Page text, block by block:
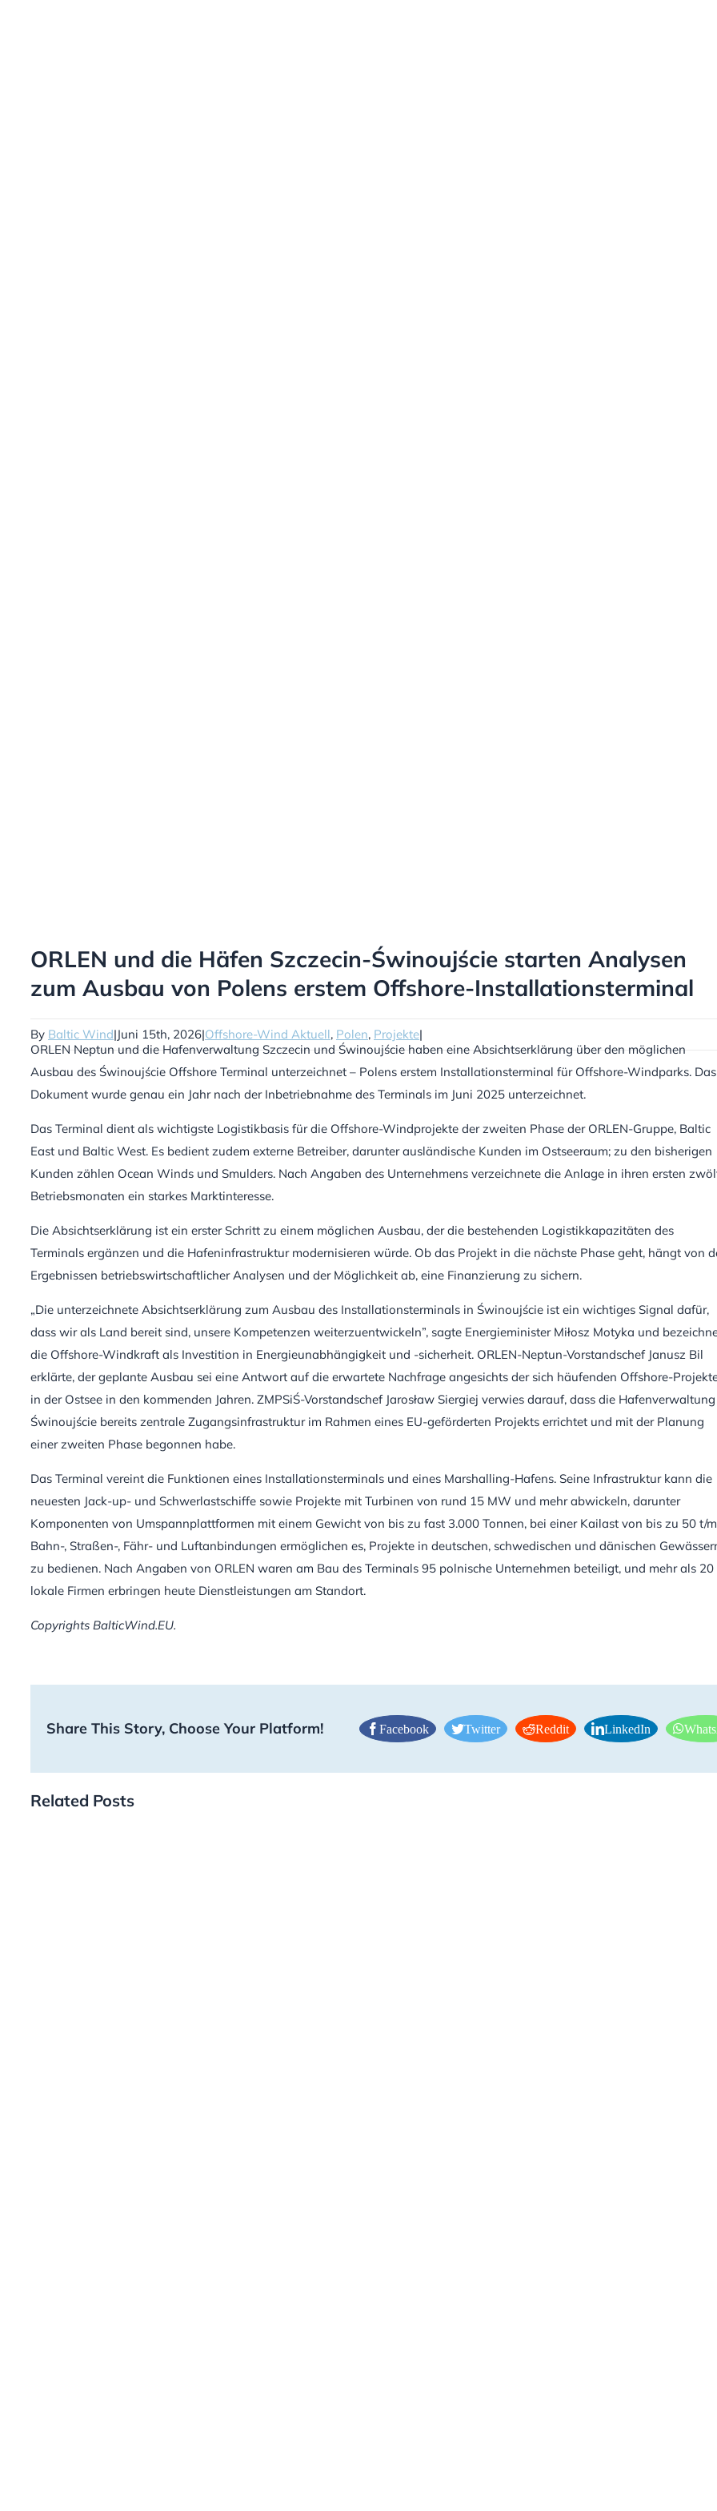
ORLEN und die Häfen Szczecin-Świnoujście starten Analysen
zum Ausbau von Polens erstem Offshore-Installationsterminal
By Baltic Wind|Juni 15th, 2026|Offshore-Wind Aktuell, Polen, Projekte|
ORLEN Neptun und die Hafenverwaltung Szczecin und Świnoujście haben eine Absichtserklärung über den möglichen
Ausbau des Świnoujście Offshore Terminal unterzeichnet – Polens erstem Installationsterminal für Offshore-Windparks. Das
Dokument wurde genau ein Jahr nach der Inbetriebnahme des Terminals im Juni 2025 unterzeichnet.
Das Terminal dient als wichtigste Logistikbasis für die Offshore-Windprojekte der zweiten Phase der ORLEN-Gruppe, Baltic
East und Baltic West. Es bedient zudem externe Betreiber, darunter ausländische Kunden im Ostseeraum; zu den bisherigen
Kunden zählen Ocean Winds und Smulders. Nach Angaben des Unternehmens verzeichnete die Anlage in ihren ersten
Betriebsmonaten ein starkes Marktinteresse.
Die Absichtserklärung ist ein erster Schritt zu einem möglichen Ausbau, der die bestehenden Logistikkapazitäten des
Terminals ergänzen und die Hafeninfrastruktur modernisieren würde. Ob das Projekt in die nächste Phase geht, hängt von
Ergebnissen betriebswirtschaftlicher Analysen und der Möglichkeit ab, eine Finanzierung zu sichern.
„Die unterzeichnete Absichtserklärung zum Ausbau des Installationsterminals in Świnoujście ist ein wichtiges Signal dafür,
dass wir als Land bereit sind, unsere Kompetenzen weiterzuentwickeln”, sagte Energieminister Miłosz Motyka und
die Offshore-Windkraft als Investition in Energieunabhängigkeit und -sicherheit. ORLEN-Neptun-Vorstandschef Janusz Bil
erklärte, der geplante Ausbau sei eine Antwort auf die erwartete Nachfrage angesichts der sich häufenden Offshore-
in der Ostsee in den kommenden Jahren. ZMPSiŚ-Vorstandschef Jarosław Siergiej verwies darauf, dass die
Świnoujście bereits zentrale Zugangsinfrastruktur im Rahmen eines EU-geförderten Projekts errichtet und mit der Planung
einer zweiten Phase begonnen habe.
Das Terminal vereint die Funktionen eines Installationsterminals und eines Marshalling-Hafens. Seine Infrastruktur kann die
neuesten Jack-up- und Schwerlastschiffe sowie Projekte mit Turbinen von rund 15 MW und mehr abwickeln, darunter
Komponenten von Umspannplattformen mit einem Gewicht von bis zu fast 3.000 Tonnen, bei einer Kailast von bis zu 50 t/
Bahn-, Straßen-, Fähr- und Luftanbindungen ermöglichen es, Projekte in deutschen, schwedischen und dänischen
zu bedienen. Nach Angaben von ORLEN waren am Bau des Terminals 95 polnische Unternehmen beteiligt, und mehr als 20
lokale Firmen erbringen heute Dienstleistungen am Standort.
Copyrights BalticWind.EU.
Share This Story, Choose Your Platform! Facebook Twitter Reddit LinkedIn
Related Posts